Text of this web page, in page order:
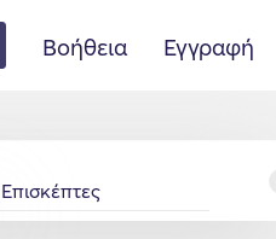
Βοήθεια Εγγραφή
Επισκέπτες